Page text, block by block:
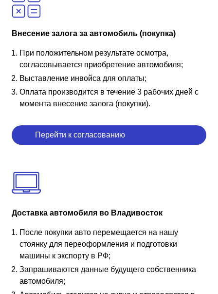
Внесение залога за автомобиль (покупка)
При положительном результате осмотра,
согласовывается приобретение автомобиля;
Выставление инвойса для оплаты;
Оплата производится в течение 3 рабочих дней с
момента внесение залога (покупки).
Перейти к согласованию
Доставка автомобиля во Владивосток
После покупки авто перемещается на нашу
стоянку для переоформления и подготовки
машины к экспорту в РФ;
Запрашиваются данные будущего собственника
автомобиля;